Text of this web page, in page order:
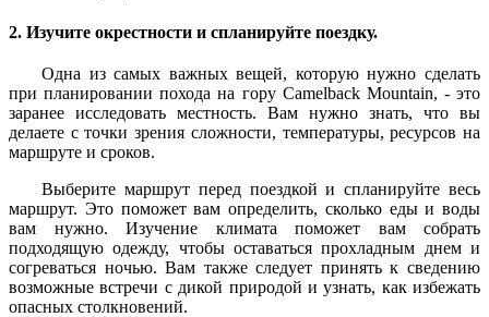
2. Изучите окрестности и спланируйте поездку.
Одна из самых важных вещей, которую нужно сделать
при планировании похода на гору Camelback Mountain, - это
заранее исследовать местность. Вам нужно знать, что вы
делаете с точки зрения сложности, температуры, ресурсов на
маршруте и сроков.
Выберите маршрут перед поездкой и спланируйте весь
маршрут. Это поможет вам определить, сколько еды и воды
вам нужно. Изучение климата поможет вам собрать
подходящую одежду, чтобы оставаться прохладным днем и
согреваться ночью. Вам также следует принять к сведению
возможные встречи с дикой природой и узнать, как избежать
опасных столкновений.